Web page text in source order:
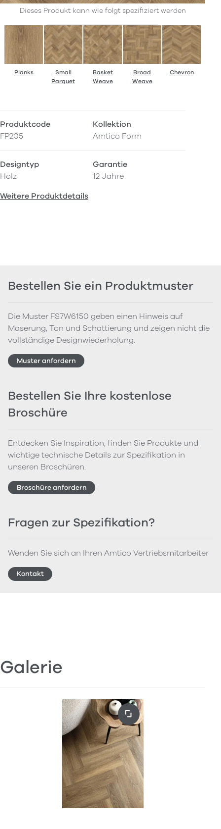
Dieses Produkt kann wie folgt spezifiziert werden
Planks
Small
Parquet
Basket
Weave
Broad
Weave
Chevron
Produktcode
FP205
Kollektion
Amtico Form
Designtyp
Holz
Garantie
12 Jahre
Weitere Produktdetails
Bestellen Sie ein Produktmuster
Die Muster FS7W6150 geben einen Hinweis auf
Maserung, Ton und Schattierung und zeigen nicht die
vollständige Designwiederholung.
Muster anfordern
Bestellen Sie Ihre kostenlose
Broschüre
Entdecken Sie Inspiration, finden Sie Produkte und
wichtige technische Details zur Spezifikation in
unseren Broschüren.
Broschüre anfordern
Fragen zur Spezifikation?
Wenden Sie sich an Ihren Amtico Vertriebsmitarbeiter
Kontakt
Galerie